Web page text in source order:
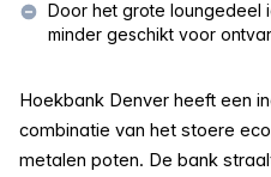
Door het grote loungedeel
minder geschikt voor
Hoekbank Denver heeft een
combinatie van het stoere
metalen poten. De bank